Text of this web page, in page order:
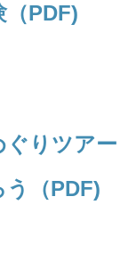
（PDF)
りツアー
（PDF)